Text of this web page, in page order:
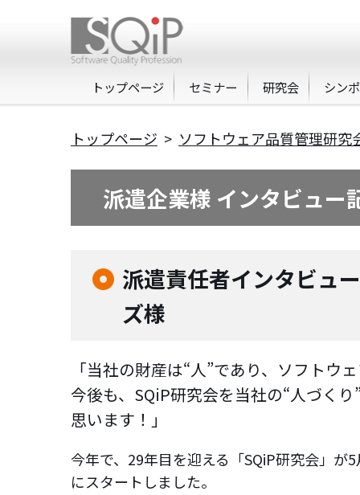
トップページ セミナー 研究会 シン
トップページ > ソフトウェア品質管理研究
派遣企業様 インタビュー
派遣責任者インタビュ
ズ様
「当社の財産は“人”であり、ソフトウ
今後も、SQiP研究会を当社の“人づく
思います！」
今年で、29年目を迎える「SQiP研究会」が
にスタートしました。